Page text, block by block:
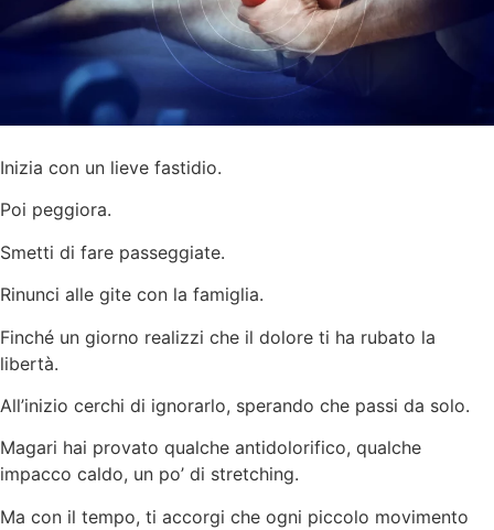
Inizia con un lieve fastidio.
Poi peggiora.
Smetti di fare passeggiate.
Rinunci alle gite con la famiglia.
Finché un giorno realizzi che il dolore ti ha rubato la
libertà.
All’inizio cerchi di ignorarlo, sperando che passi da solo.
Magari hai provato qualche antidolorifico, qualche
impacco caldo, un po’ di stretching.
Ma con il tempo, ti accorgi che ogni piccolo movimento